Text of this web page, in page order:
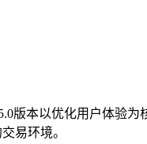
版本以优化用户体验
易环境。